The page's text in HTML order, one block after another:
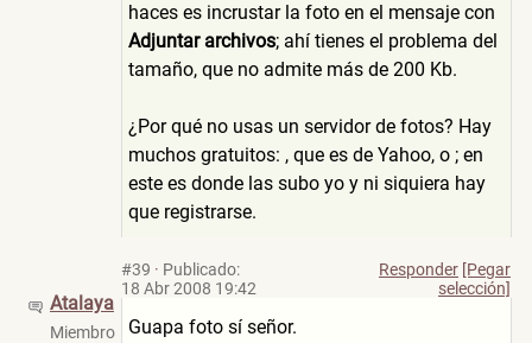
haces es incrustar la foto en el mensaje con
Adjuntar archivos; ahí tienes el problema del
tamaño, que no admite más de 200 Kb.
¿Por qué no usas un servidor de fotos? Hay
muchos gratuitos: , que es de Yahoo, o ; en
este es donde las subo yo y ni siquiera hay
que registrarse.
Atalaya
Miembro
#39 · Publicado:
18 Abr 2008 19:42
Responder [Pegar
selección]
Guapa foto sí señor.